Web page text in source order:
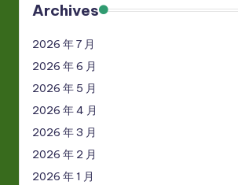
Archives
2026 年 7 月
2026 年 6 月
2026 年 5 月
2026 年 4 月
2026 年 3 月
2026 年 2 月
2026 年 1 月